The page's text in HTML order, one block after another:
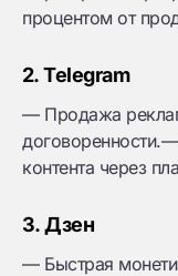
процентом от
2. Telegram
— Продажа
контента через
3. Дзен
— Быстрая